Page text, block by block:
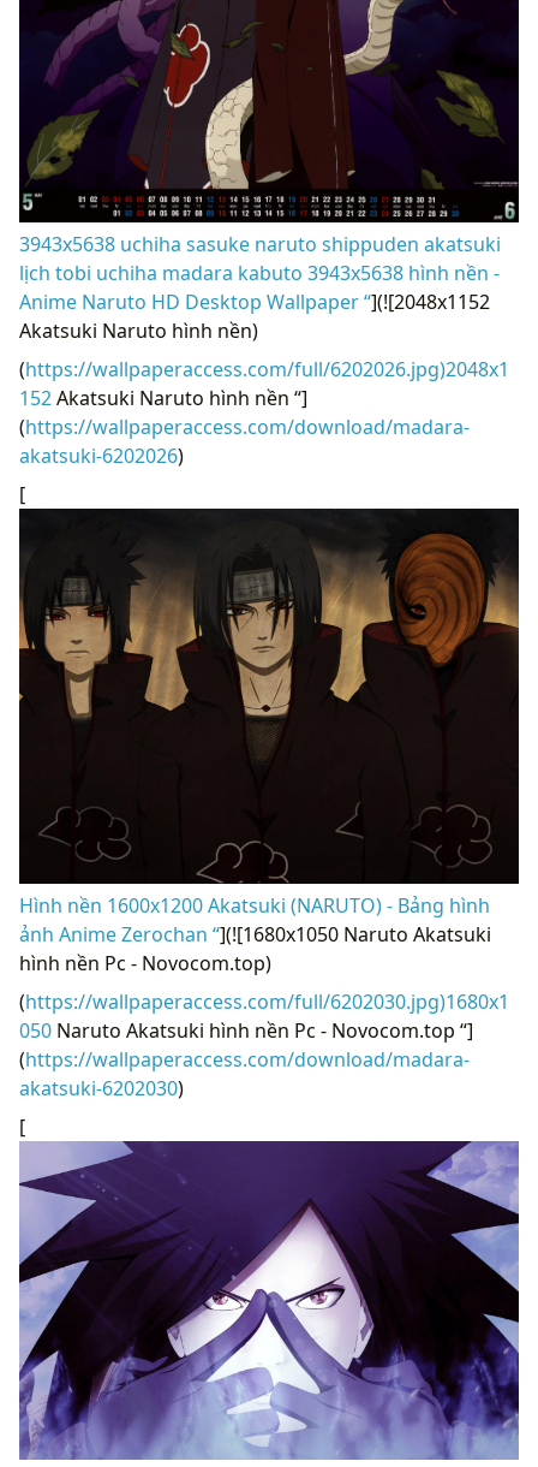
3943x5638 uchiha sasuke naruto shippuden akatsuki
lịch tobi uchiha madara kabuto 3943x5638 hình nền -
Anime Naruto HD Desktop Wallpaper “](![2048x1152
Akatsuki Naruto hình nền)
(https://wallpaperaccess.com/full/6202026.jpg)2048x1
152Akatsuki Naruto hình nền “]
(https://wallpaperaccess.com/download/madara-
akatsuki-6202026)
[
Hình nền 1600x1200 Akatsuki (NARUTO) - Bảng hình
ảnh Anime Zerochan “](![1680x1050 Naruto Akatsuki
hình nền Pc - Novocom.top)
(https://wallpaperaccess.com/full/6202030.jpg)1680x1
050 Naruto Akatsuki hình nền Pc - Novocom.top “]
(https://wallpaperaccess.com/download/madara-
akatsuki-6202030)
[